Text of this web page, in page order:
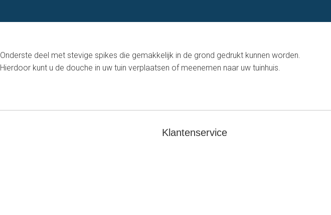
Onderste deel met stevige spikes die gemakkelijk in de grond gedrukt kunnen worden.
Hierdoor kunt u de douche in uw tuin verplaatsen of meenemen naar uw tuinhuis.
Klantenservice